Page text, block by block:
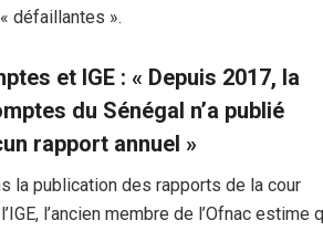
défaillantes ».
et IGE : « Depuis 2017, la
du Sénégal n’a publié
rapport annuel »
la publication des rapports de la cour
l’ancien membre de l’Ofnac